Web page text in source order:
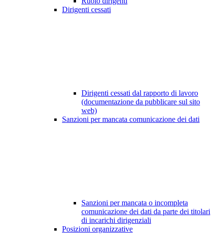
Dirigenti cessati
Dirigenti cessati dal rapporto di lavoro
(documentazione da pubblicare sul sito
web)
Sanzioni per mancata comunicazione dei dati
Sanzioni per mancata o incompleta
comunicazione dei dati da parte dei titolari
di incarichi dirigenziali
Posizioni organizzative